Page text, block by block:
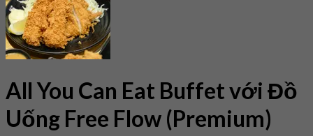
All You Can Eat Buffet với Đồ
Uống Free Flow (Premium)